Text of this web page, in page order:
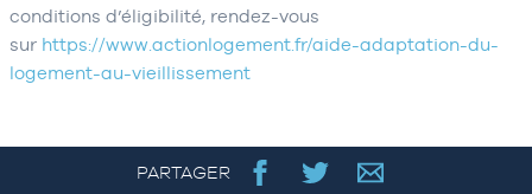
conditions d’éligibilité, rendez-vous
sur https://www.actionlogement.fr/aide-adaptation-du-
logement-au-vieillissement
PARTAGER